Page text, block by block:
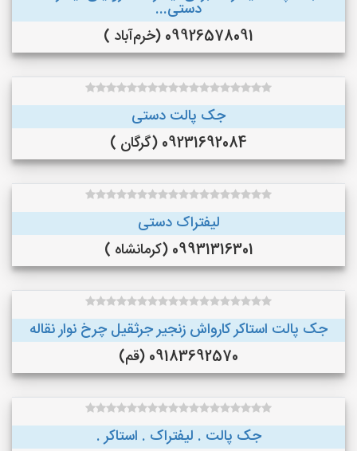
دستی...
09926578091 (خرم‌آباد )
جک پالت دستی
09231692084 (گرگان )
لیفتراک دستی
09931316301 (کرمانشاه )
جک پالت استاکر کارواش زنجیر جرثقیل چرخ نوار نقاله
09183692570 (قم)
جک پالت . لیفتراک . استاکر .